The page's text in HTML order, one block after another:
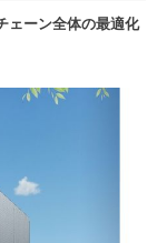
ェーン全体の最適化